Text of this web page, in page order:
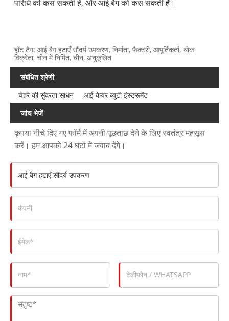
परिधि को कस सकती है, और आई बैग को कस सकती है।
हॉट टैग: आई बैग हटाएँ सौंदर्य उपकरण, निर्माता, फैक्टरी, आपूर्तिकर्ता, थोक
विक्रेता, चीन में निर्मित, चीन, अनुकूलित
संबंधित श्रेणी
चेहरे की सुंदरता साधन
आई केयर ब्यूटी इंस्ट्रूमेंट
जांच भेजें
कृपया नीचे दिए गए फॉर्म में अपनी पूछताछ देने के लिए स्वतंत्र महसूस
करें। हम आपको 24 घंटों में जवाब देंगे।